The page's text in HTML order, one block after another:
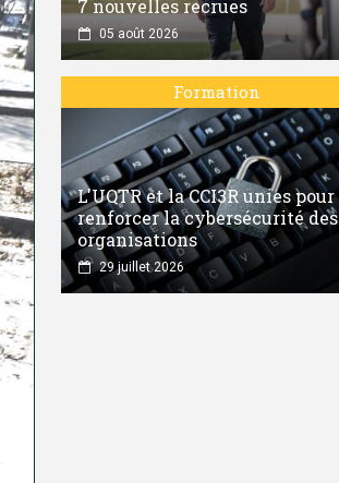
7 nouvelles recrues
05 août 2026
Formation
L'UQTR et la CCI3R unies pour
renforcer la cybersécurité des
organisations
29 juillet 2026